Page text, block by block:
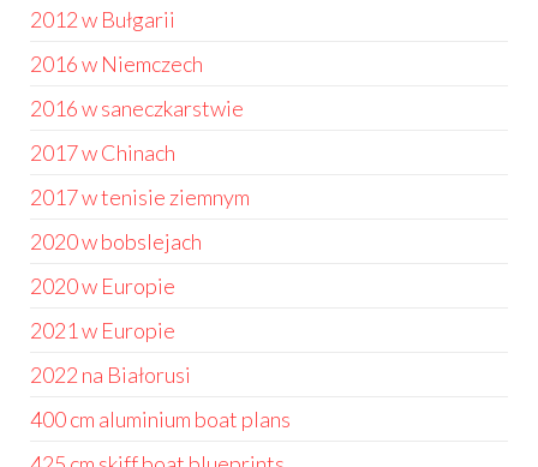
2012 w Bułgarii
2016 w Niemczech
2016 w saneczkarstwie
2017 w Chinach
2017 w tenisie ziemnym
2020 w bobslejach
2020 w Europie
2021 w Europie
2022 na Białorusi
400 cm aluminium boat plans